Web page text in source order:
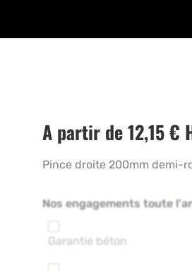
A partir de12,15€
Pince droite 200mm demi-
Nos engagements toute
Garantie béton